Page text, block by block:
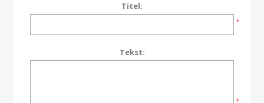
Titel:
*
Tekst: